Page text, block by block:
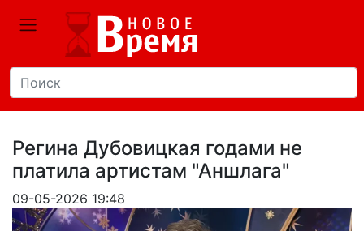
Регина Дубовицкая годами не
платила артистам "Аншлага"
09-05-2026 19:48